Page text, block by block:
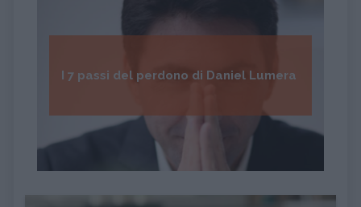
I 7 passi del perdono di Daniel Lumera